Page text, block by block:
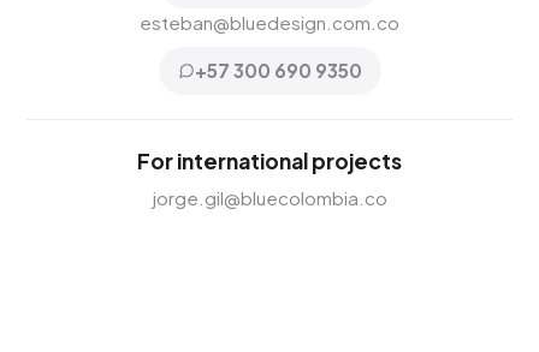
esteban@bluedesign.com.co
+57 300 690 9350
For international projects
jorge.gil@bluecolombia.co